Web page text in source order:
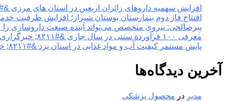
افزایش سهمیه داروهای زائران اربعین در استان های مرزی &#۸۲۱۱; خبرگزاری مهر | اخبار ایران و
افتتاح فاز دوم بیمارستان بوستان شیراز؛ افزایش ظرفیت خدمات تخصصی سلامت &#۸۲۱۱;
پیرصالحی: نیروی متخصص می‌تواند آینده صنعت داروسازی را متحول کند &#۸۲۱۱; خبرگزاری
معرفی ۱۰۰ فرآورده سنتی در سال جاری &#۸۲۱۱; خبرگزاری مهر | اخبار ایران و جهان
پایش مستمر کیفیت آب و مواد غذایی در استان یزد &#۸۲۱۱; خبرگزاری مهر | اخبار ایران و جهان
آخرین دیدگاه‌ها
مدیر در محصول پزشکی